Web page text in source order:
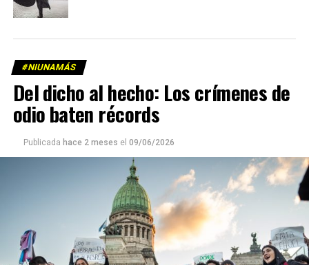
#NIUNAMÁS
Del dicho al hecho: Los crímenes de
odio baten récords
Publicada hace 2 meses el 09/06/2026